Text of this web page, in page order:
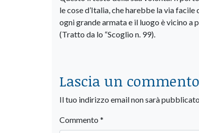
le cose d’Italia, che harebbe la via
ogni grande armata e il luogo è vicino a
(Tratto da lo “Scoglio n. 99).
Lascia un commento
Il tuo indirizzo email non sarà pubblicato.
Commento *